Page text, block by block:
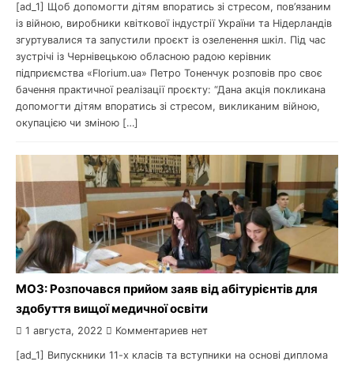
[ad_1] Щоб допомогти дітям впоратись зі стресом, пов’язаним
із війною, виробники квіткової індустрії України та Нідерландів
згуртувалися та запустили проєкт із озеленення шкіл. Під час
зустрічі із Чернівецькою обласною радою керівник
підприємства «Florium.ua» Петро Тоненчук розповів про своє
бачення практичної реалізації проєкту: “Дана акція покликана
допомогти дітям впоратись зі стресом, викликаним війною,
окупацією чи зміною […]
МОЗ: Розпочався прийом заяв від абітурієнтів для
здобуття вищої медичної освіти
1 августа, 2022 Комментариев нет
[ad_1] Випускники 11-х класів та вступники на основі диплома